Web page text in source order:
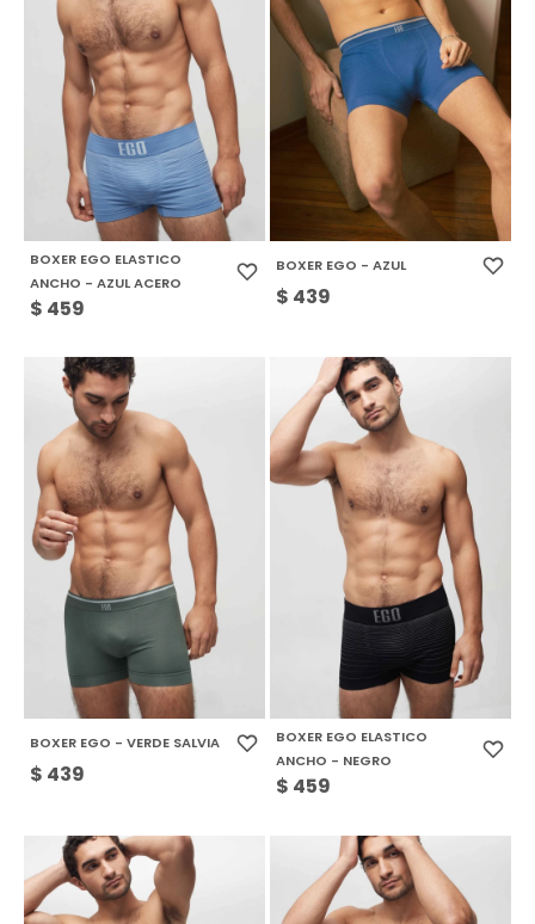
BOXER EGO ELASTICO
ANCHO - AZUL ACERO
$ 459
BOXER EGO - AZUL
$ 439
BOXER EGO - VERDE SALVIA
$ 439
BOXER EGO ELASTICO
ANCHO - NEGRO
$ 459